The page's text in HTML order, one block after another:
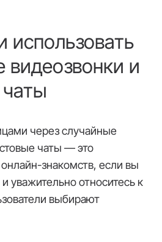
использовать
видеозвонки и
чаты
через случайные
чаты — это
знакомств, если вы
уважительно относитесь к
выбирают